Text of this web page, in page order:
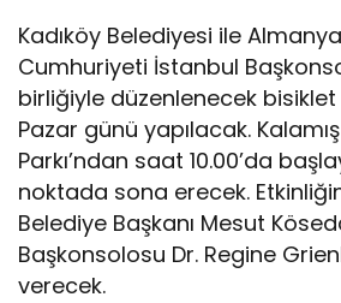
Kadıköy Belediyesi ile
Cumhuriyeti İstanbul
birliğiyle düzenlenecek bisiklet
Pazar günü yapılacak.
Parkı’ndan saat 10.00’da
noktada sona erecek.
Belediye Başkanı Mesut
Başkonsolosu Dr. Regine
verecek.